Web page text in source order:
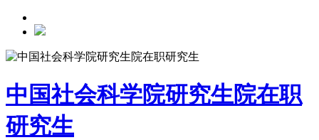
中国社会科学院研究生院在职
研究生